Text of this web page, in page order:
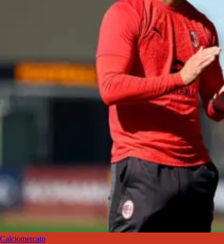
Calciomercato